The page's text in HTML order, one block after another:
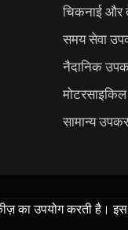
का उपयोग करती है।
चिकनाई और
समय सेवा
नैदानिक
सामान्य